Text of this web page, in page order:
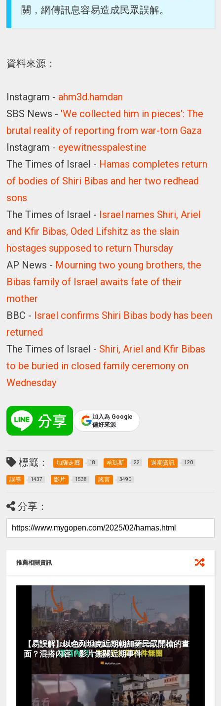
關，網傳訊息容易造成民眾誤解。
資料來源：
Instagram - ahm3d.hamdan
SBS News - 'We collected him in pieces': The
brutal reality of reporting from war-torn Gaza
Instagram - eyewitnesspalestine
The Times of Israel - Hamas completes return
of bodies of Shiri Bibas and her two redhead
sons
The Times of Israel - Israel names Shiri, Ariel
and Kfir Bibas, Oded Lifshitz as the slain
hostages supposed to return Thursday
AP News - Mourning two young brothers, the
Bibas family of Israel awaits fate of their
mother
BBC - Israel confirms Shiri Bibas body has been
returned
The Times of Israel - Shiri, Ariel and Kfir Bibas
to be buried in closed family ceremony on
Wednesday
加入為 Google
偏好來源
標籤： 加薩走廊 18 哈瑪斯 22 過期資訊 120
誤導 1437 影片 1538 謠言 3490
分享：
推薦相關資訊
【易誤解】以色列坦克近期朝加薩民眾開槍的畫
面？混搭內容！影片無關近期事件